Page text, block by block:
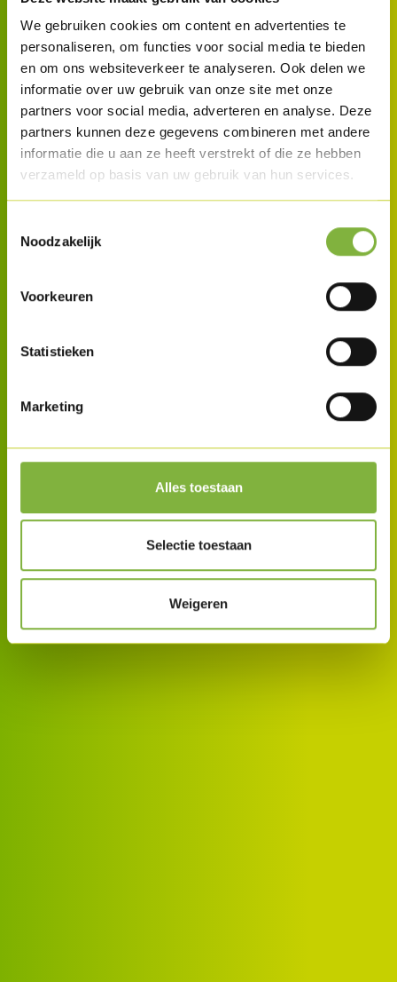
We gebruiken cookies om content en advertenties te
personaliseren, om functies voor social media te bieden
en om ons websiteverkeer te analyseren. Ook delen we
informatie over uw gebruik van onze site met onze
partners voor social media, adverteren en analyse. Deze
partners kunnen deze gegevens combineren met andere
informatie die u aan ze heeft verstrekt of die ze hebben
verzameld op basis van uw gebruik van hun services.
Noodzakelijk
Voorkeuren
Statistieken
Marketing
Alles toestaan
Selectie toestaan
Weigeren